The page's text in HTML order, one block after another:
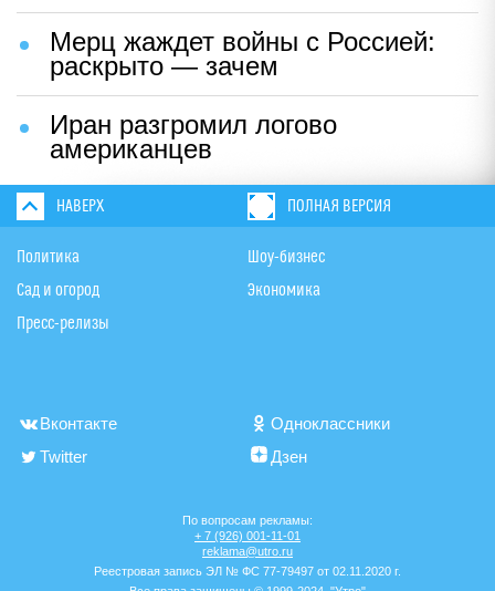
Мерц жаждет войны с Россией:
раскрыто — зачем
Иран разгромил логово
американцев
НАВЕРХ ПОЛНАЯ ВЕРСИЯ
Политика
Сад и огород
Пресс-релизы
Шоу-бизнес
Экономика
Вконтакте
Одноклассники
Twitter
Дзен
По вопросам рекламы:
+ 7 (926) 001-11-01
reklama@utro.ru
Реестровая запись ЭЛ № ФС 77-79497 от 02.11.2020 г.